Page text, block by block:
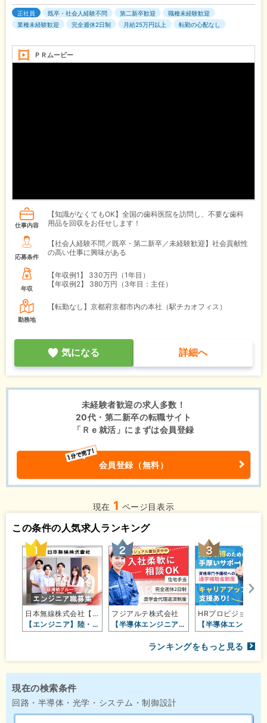
正社員 既卒・社会人経験不問 第二新卒歓迎
職種未経験歓迎
業種未経験歓迎
完全週休2日制 月給25万円以上 転勤の心配なし
ＰＲムービー
仕事内容
【知識がなくてもOK】全国の歯科医院を訪問し、不要な歯科
用品を回収をお任せします！
応募条件
【社会人経験不問／既卒・第二新卒／未経験歓迎】社会貢献性
の高い仕事に興味がある
年収
【年収例1】
330万円（1年目）
【年収例2】
380万円（3年目：主任）
勤務地
【転勤なし】京都府京都市内の本社（駅チカオフィス）
気になる 詳細へ
未経験者歓迎の求人多数！
20代・第二新卒の転職サイト
「Ｒｅ就活」にまずは会員登録
会員登録（無料）
現在 1 ページ目表示
この条件の人気求人ランキング
日本無線株式会社【日清紡ホールディ…
【エンジニア】陸・海・空の幅広いフ…
フジアルテ株式会社
【半導体エンジニア】将来性バツグン…
ランキングをもっと見る
現在の検索条件
回路・半導体・光学・システム・制御設計